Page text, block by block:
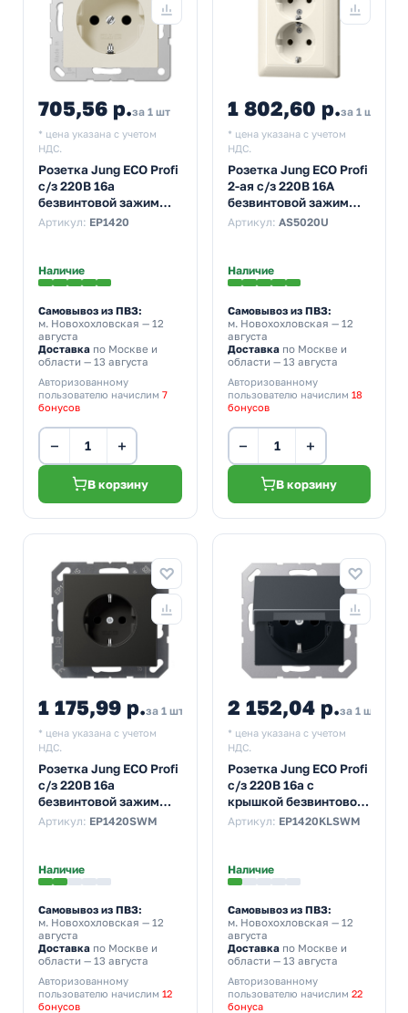
705,56 р.за 1 шт
* цена указана с учетом
НДС.
Розетка Jung ECO Profi
с/з 220В 16а
безвинтовой зажим
Слоновая кость
Артикул: EP1420
Наличие
Самовывоз из ПВЗ:
м. Новохохловская — 12
августа
Доставка по Москве и
области — 13 августа
Авторизованному
пользователю начислим 7
бонусов
− +
В корзину
1 802,60 р.за 1 шт
* цена указана с учетом
НДС.
Розетка Jung ECO Profi
2-ая с/з 220В 16А
безвинтовой зажим
Слоновая кость
Артикул: AS5020U
Наличие
Самовывоз из ПВЗ:
м. Новохохловская — 12
августа
Доставкапо Москве и
области — 13 августа
Авторизованному
пользователю начислим 18
бонусов
− +
В корзину
1 175,99 р.за 1 шт
* цена указана с учетом
НДС.
Розетка Jung ECO Profi
с/з 220В 16а
безвинтовой зажим
черный матовый
Артикул: EP1420SWM
Наличие
Самовывоз из ПВЗ:
м. Новохохловская — 12
августа
Доставка по Москве и
области — 13 августа
Авторизованному
пользователю начислим 12
бонусов
2 152,04 р.за 1 шт
* цена указана с учетом
НДС.
Розетка Jung ECO Profi
с/з 220В 16а с
крышкой безвинтовой
зажим черный
Артикул: EP1420KLSWM
Наличие
Самовывоз из ПВЗ:
м. Новохохловская — 12
августа
Доставкапо Москве и
области — 13 августа
Авторизованному
пользователю начислим 22
бонуса